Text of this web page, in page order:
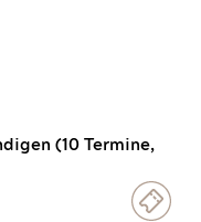
(10 Termine,